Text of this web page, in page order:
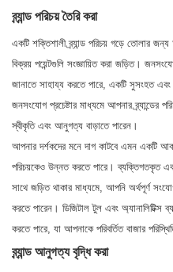
ব্র্যান্ড পরিচয় তৈরি করা
একটি শক্তিশালী ব্র্যান্ড পরিচয় গড়ে তোলার
বিক্রয় পয়েন্টগুলি সংজ্ঞায়িত করা জড়িত।
জানাতে সাহায্য করতে পারে, একটি সুসংহত
জনসংযোগ প্রচেষ্টার মাধ্যমে আপনার ব্র্যান্ডের
স্বীকৃতি এবং আনুগত্য বাড়াতে পারেন।
আপনার দর্শকদের মনে দাগ কাটবে এমন একটি
পরিচয়কেও উন্নত করতে পারে। ব্যক্তিগতকৃত এবং
সাথে জড়িত থাকার মাধ্যমে, আপনি অর্থপূর্ণ
করতে পারেন। ডিজিটাল টুল এবং অ্যানালিটিক্স
করতে পারে, যা আপনাকে পরিবর্তিত বাজার
ব্র্যান্ড আনুগত্য বৃদ্ধি করা